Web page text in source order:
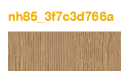
Natuursteen
Textiel
Gereedschap
nh85_3f7c3d766a